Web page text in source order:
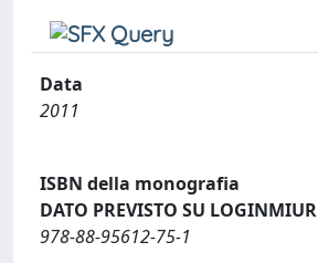
Data
2011
ISBN della monografia
DATO PREVISTO SU LOGINMIUR
978-88-95612-75-1